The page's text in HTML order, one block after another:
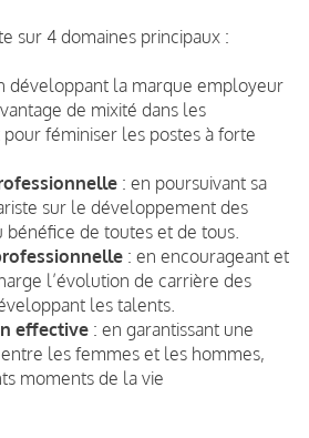
sur 4 domaines principaux :
développant la marque employeur
de mixité dans les
féminiser les postes à forte
: en poursuivant sa
sur le développement des
de toutes et de tous.
: en encourageant et
l’évolution de carrière des
les talents.
effective : en garantissant une
les femmes et les hommes,
moments de la vie